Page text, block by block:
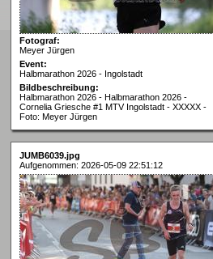
Fotograf:
Meyer Jürgen
Event:
Halbmarathon 2026 - Ingolstadt
Bildbeschreibung:
Halbmarathon 2026 - Halbmarathon 2026 -
Cornelia Griesche #1 MTV Ingolstadt - XXXXX -
Foto: Meyer Jürgen
JUMB6039.jpg
Aufgenommen: 2026-05-09 22:51:12